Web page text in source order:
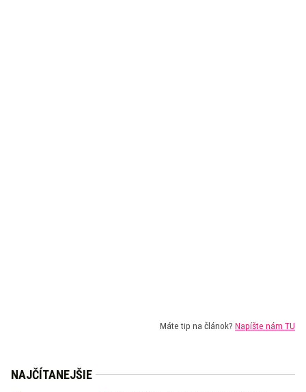
Máte tip na článok? Napíšte nám TU
NAJČÍTANEJŠIE